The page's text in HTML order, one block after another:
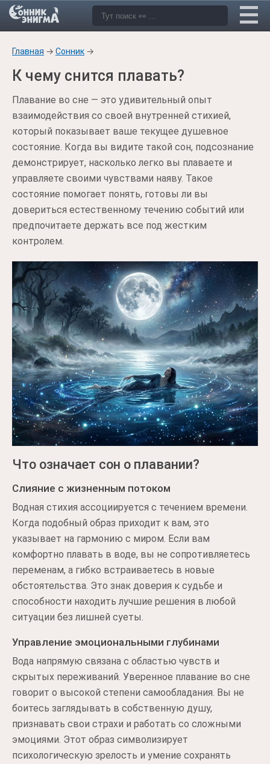
Главная → Сонник →
К чему снится плавать?
Плавание во сне — это удивительный опыт
взаимодействия со своей внутренней стихией,
который показывает ваше текущее душевное
состояние. Когда вы видите такой сон, подсознание
демонстрирует, насколько легко вы плаваете и
управляете своими чувствами наяву. Такое
состояние помогает понять, готовы ли вы
довериться естественному течению событий или
предпочитаете держать все под жестким
контролем.
Что означает сон о плавании?
Слияние с жизненным потоком
Водная стихия ассоциируется с течением времени.
Когда подобный образ приходит к вам, это
указывает на гармонию с миром. Если вам
комфортно плавать в воде, вы не сопротивляетесь
переменам, а гибко встраиваетесь в новые
обстоятельства. Это знак доверия к судьбе и
способности находить лучшие решения в любой
ситуации без лишней суеты.
Управление эмоциональными глубинами
Вода напрямую связана с областью чувств и
скрытых переживаний. Уверенное плавание во сне
говорит о высокой степени самообладания. Вы не
боитесь заглядывать в собственную душу,
признавать свои страхи и работать со сложными
эмоциями. Этот образ символизирует
психологическую зрелость и умение сохранять